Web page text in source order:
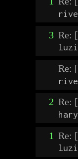
3 Re:
Re:
2 Re:
1 Re: